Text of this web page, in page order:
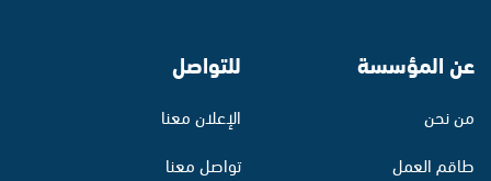
عن المؤسسة
من نحن
طاقم العمل
للتواصل
الإعلان معنا
تواصل معنا